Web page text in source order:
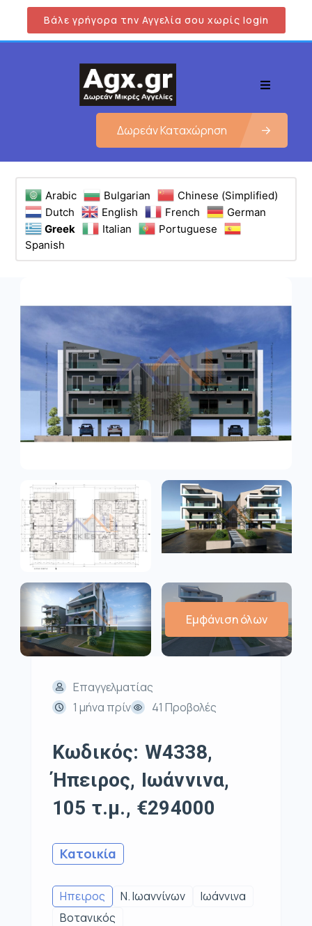
Βάλε γρήγορα την Αγγελία σου χωρίς login
Δωρεάν Καταχώρηση
Arabic Bulgarian
Chinese (Simplified)
Dutch
English French
German
Greek
Italian
Portuguese
Spanish
Εμφάνιση όλων
Επαγγελματίας
1 μήνα πρίν
41 Προβολές
Κωδικός: W4338,
Ήπειρος, Ιωάννινα,
105 τ.μ., €294000
Κατοικία
Ηπειρος Ν. Ιωαννίνων
Ιωάννινα
Βοτανικός